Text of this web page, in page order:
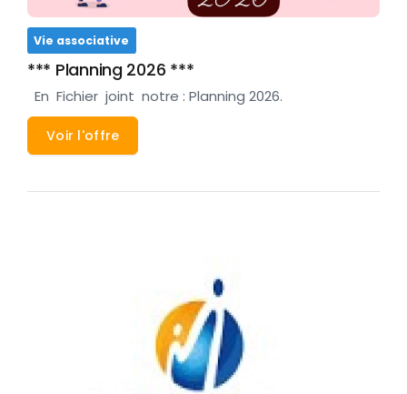
Vie associative
*** Planning 2026 ***
En Fichier joint notre : Planning 2026.
Voir l'offre